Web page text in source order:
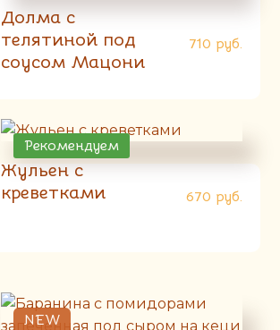
Долма с
телятиной под
соусом Мацони
710 руб.
Рекомендуем
Жульен с
креветками
670 руб.
NEW